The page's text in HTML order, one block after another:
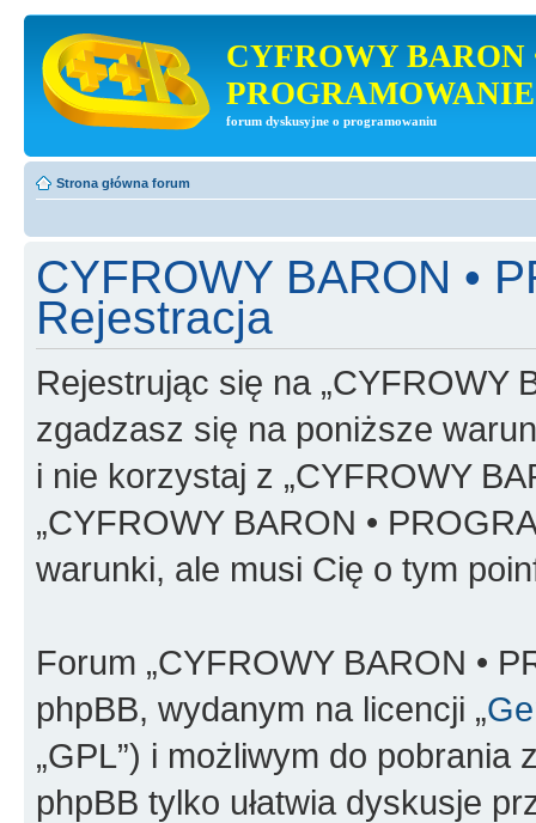
CYFROWY BARON
PROGRAMOWANIE
forum dyskusyjne o programowaniu
Strona główna forum
CYFROWY BARON •
Rejestracja
Rejestrując się na „CYFROWY
zgadzasz się na poniższe
i nie korzystaj z „CYFROWY
„CYFROWY BARON •
warunki, ale musi Cię o tym
Forum „CYFROWY BARON •
phpBB, wydanym na licencji „
„GPL”) i możliwym do pobrania
phpBB tylko ułatwia dyskusje